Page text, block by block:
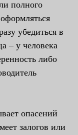
полного
убедиться в
– у человека
либо
опасений
залогов или